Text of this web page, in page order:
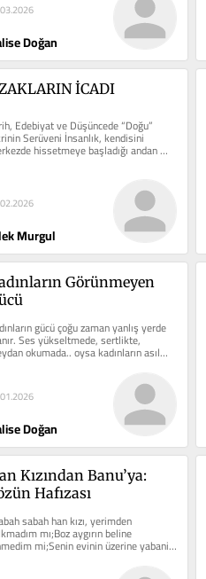
Doğan
İCADI
Edebiyat ve Düşüncede “Doğu”
Serüveni İnsanlık, kendisini
hissetmeye başladığı andan
Murgul
Görünmeyen
gücü çoğu zaman yanlış yerde
Ses yükseltmede, sertlikte,
okumada.. oysa kadınların asıl…
Doğan
Kızından Banu’ya:
Hafızası
sabah han kızı, yerimden
mı;Boz aygırın beline
mi;Senin evinin üzerine yabani